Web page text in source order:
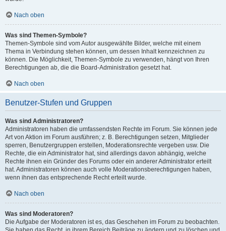
Nach oben
Was sind Themen-Symbole?
Themen-Symbole sind vom Autor ausgewählte Bilder, welche mit einem
Thema in Verbindung stehen können, um dessen Inhalt kennzeichnen zu
können. Die Möglichkeit, Themen-Symbole zu verwenden, hängt von Ihren
Berechtigungen ab, die die Board-Administration gesetzt hat.
Nach oben
Benutzer-Stufen und Gruppen
Was sind Administratoren?
Administratoren haben die umfassendsten Rechte im Forum. Sie können jede
Art von Aktion im Forum ausführen; z. B. Berechtigungen setzen, Mitglieder
sperren, Benutzergruppen erstellen, Moderationsrechte vergeben usw. Die
Rechte, die ein Administrator hat, sind allerdings davon abhängig, welche
Rechte ihnen ein Gründer des Forums oder ein anderer Administrator erteilt
hat. Administratoren können auch volle Moderationsberechtigungen haben,
wenn ihnen das entsprechende Recht erteilt wurde.
Nach oben
Was sind Moderatoren?
Die Aufgabe der Moderatoren ist es, das Geschehen im Forum zu beobachten.